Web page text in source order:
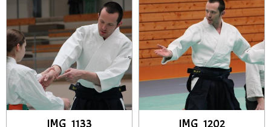
IMG_1133 IMG_1202